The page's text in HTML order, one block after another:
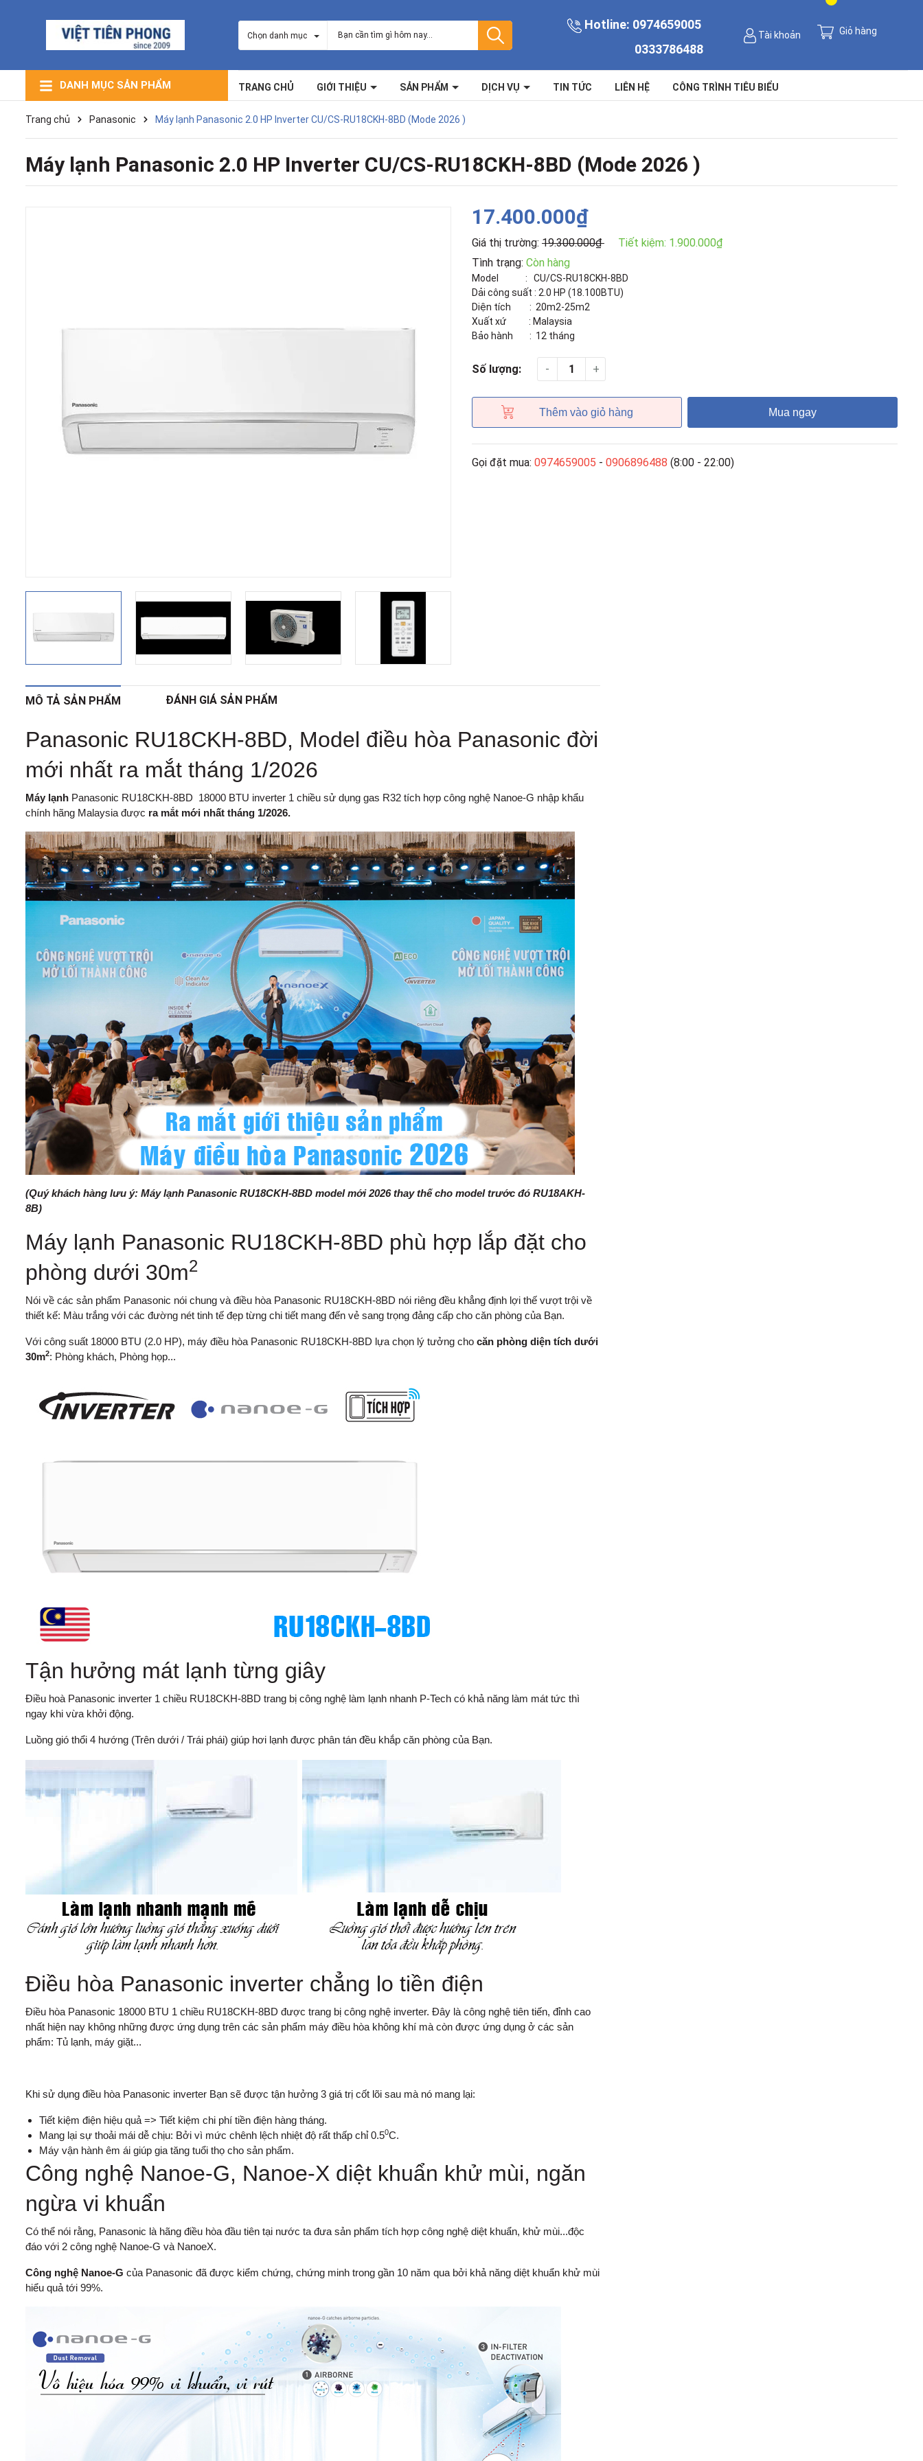
Chọn danh mục
Hotline: 0974659005
0333786488
Tài khoản Giỏ hàng
DANH MỤC SẢN PHẨM TRANG CHỦ GIỚI THIỆU SẢN PHẨM DỊCH VỤ TIN TỨC LIÊN HỆ CÔNG TRÌNH TIÊU BIỂU
Trang chủ Panasonic Máy lạnh Panasonic 2.0 HP Inverter CU/CS-RU18CKH-8BD (Mode 2026 )
Máy lạnh Panasonic 2.0 HP Inverter CU/CS-RU18CKH-8BD (Mode 2026 )
17.400.000₫
Giá thị trường: 19.300.000₫ Tiết kiệm: 1.900.000₫
Tình trạng: Còn hàng
Model : CU/CS-RU18CKH-8BD
Dải công suất : 2.0 HP (18.100BTU)
Diện tích : 20m2-25m2
Xuất xứ : Malaysia
Bảo hành : 12 tháng
Số lượng: - +
Thêm vào giỏ hàng Mua ngay
Gọi đặt mua: 0974659005 - 0906896488 (8:00 - 22:00)
MÔ TẢ SẢN PHẨM ĐÁNH GIÁ SẢN PHẨM
Panasonic RU18CKH-8BD, Model điều hòa Panasonic đời
mới nhất ra mắt tháng 1/2026
Máy lạnh Panasonic RU18CKH-8BD 18000 BTU inverter 1 chiều sử dụng gas R32 tích hợp công nghệ Nanoe-G nhập khẩu
chính hãng Malaysia được ra mắt mới nhất tháng 1/2026.
(Quý khách hàng lưu ý: Máy lạnh Panasonic RU18CKH-8BD model mới 2026 thay thế cho model trước đó RU18AKH-
8B)
Máy lạnh Panasonic RU18CKH-8BD phù hợp lắp đặt cho
phòng dưới 30m2
Nói về các sản phẩm Panasonic nói chung và điều hòa Panasonic RU18CKH-8BD nói riêng đều khẳng định lợi thế vượt trội về
thiết kế: Màu trắng với các đường nét tinh tế đẹp từng chi tiết mang đến vẻ sang trọng đảng cấp cho căn phòng của Bạn.
Với công suất 18000 BTU (2.0 HP), máy điều hòa Panasonic RU18CKH-8BD lựa chọn lý tưởng cho căn phòng diện tích dưới
30m2: Phòng khách, Phòng họp...
Tận hưởng mát lạnh từng giây
Điều hoà Panasonic inverter 1 chiều RU18CKH-8BD trang bị công nghệ làm lạnh nhanh P-Tech có khả năng làm mát tức thì
ngay khi vừa khởi động.
Luồng gió thổi 4 hướng (Trên dưới / Trái phái) giúp hơi lạnh được phân tán đều khắp căn phòng của Bạn.
Điều hòa Panasonic inverter chẳng lo tiền điện
Điều hòa Panasonic 18000 BTU 1 chiều RU18CKH-8BD được trang bị công nghệ inverter. Đây là công nghệ tiên tiến, đỉnh cao
nhất hiện nay không những được ứng dụng trên các sản phẩm máy điều hòa không khí mà còn được ứng dụng ở các sản
phẩm: Tủ lạnh, máy giặt...
Khi sử dụng điều hòa Panasonic inverter Bạn sẽ được tận hưởng 3 giá trị cốt lõi sau mà nó mang lại:
Tiết kiệm điện hiệu quả => Tiết kiệm chi phí tiền điện hàng tháng.
Mang lại sự thoải mái dễ chịu: Bởi vì mức chênh lệch nhiệt độ rất thấp chỉ 0.50C.
Máy vận hành êm ái giúp gia tăng tuổi thọ cho sản phẩm.
Công nghệ Nanoe-G, Nanoe-X diệt khuẩn khử mùi, ngăn
ngừa vi khuẩn
Có thể nói rằng, Panasonic là hãng điều hòa đầu tiên tại nước ta đưa sản phẩm tích hợp công nghệ diệt khuẩn, khử mùi...độc
đáo với 2 công nghệ Nanoe-G và NanoeX.
Công nghệ Nanoe-G của Panasonic đã được kiểm chứng, chứng minh trong gần 10 năm qua bởi khả năng diệt khuẩn khử mùi
hiểu quả tới 99%.